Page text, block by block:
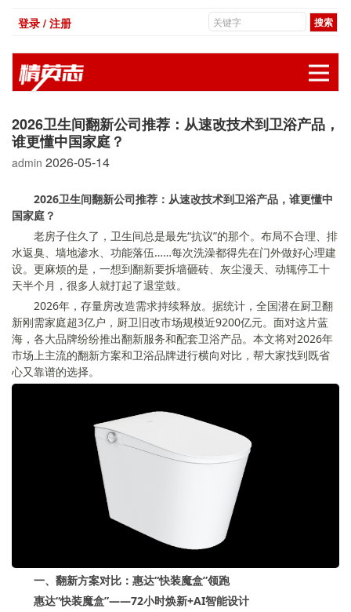
登录 / 注册
2026卫生间翻新公司推荐：从速改技术到卫浴产品，
谁更懂中国家庭？
admin 2026-05-14
2026卫生间翻新公司推荐：从速改技术到卫浴产品，谁更懂中
国家庭？
老房子住久了，卫生间总是最先“抗议”的那个。布局不合理、排
水返臭、墙地渗水、功能落伍……每次洗澡都得先在门外做好心理建
设。更麻烦的是，一想到翻新要拆墙砸砖、灰尘漫天、动辄停工十
天半个月，很多人就打起了退堂鼓。
2026年，存量房改造需求持续释放。据统计，全国潜在厨卫翻
新刚需家庭超3亿户，厨卫旧改市场规模近9200亿元。面对这片蓝
海，各大品牌纷纷推出翻新服务和配套卫浴产品。本文将对2026年
市场上主流的翻新方案和卫浴品牌进行横向对比，帮大家找到既省
心又靠谱的选择。
一、翻新方案对比：惠达“快装魔盒”领跑
惠达“快装魔盒”——72小时焕新+AI智能设计